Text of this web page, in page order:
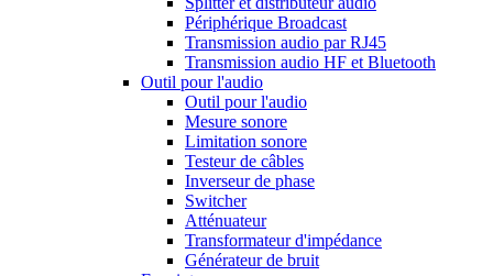
Périphérique Broadcast
Transmission audio par RJ45
Transmission audio HF et Bluetooth
Outil pour l'audio
Outil pour l'audio
Mesure sonore
Limitation sonore
Testeur de câbles
Inverseur de phase
Switcher
Atténuateur
Transformateur d'impédance
Générateur de bruit